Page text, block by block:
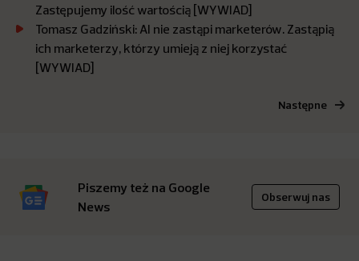
Zastępujemy ilość wartością [WYWIAD]
Tomasz Gadziński: AI nie zastąpi marketerów. Zastąpią
ich marketerzy, którzy umieją z niej korzystać
[WYWIAD]
Następne
Piszemy też na Google
News
Obserwuj nas